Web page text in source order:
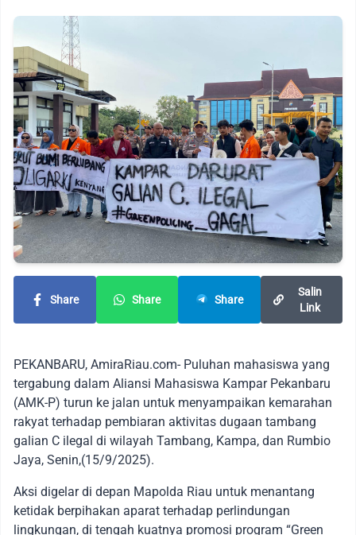
Share Share Share
Salin
Link
PEKANBARU, AmiraRiau.com- Puluhan mahasiswa yang
tergabung dalam Aliansi Mahasiswa Kampar Pekanbaru
(AMK-P) turun ke jalan untuk menyampaikan kemarahan
rakyat terhadap pembiaran aktivitas dugaan tambang
galian C ilegal di wilayah Tambang, Kampa, dan Rumbio
Jaya, Senin,(15/9/2025).
Aksi digelar di depan Mapolda Riau untuk menantang
ketidak berpihakan aparat terhadap perlindungan
lingkungan, di tengah kuatnya promosi program “Green